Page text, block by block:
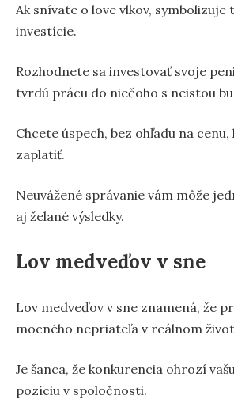
Ak snívate o love vlkov,
investície.
Rozhodnete sa investovať svoje
tvrdú prácu do niečoho s neistou
Chcete úspech, bez ohľadu na
zaplatiť.
Neuvážené správanie vám môže
aj želané výsledky.
Lov medveďov v sne
Lov medveďov v sne znamená, že
mocného nepriateľa v reálnom
Je šanca, že konkurencia ohrozí
pozíciu v spoločnosti.